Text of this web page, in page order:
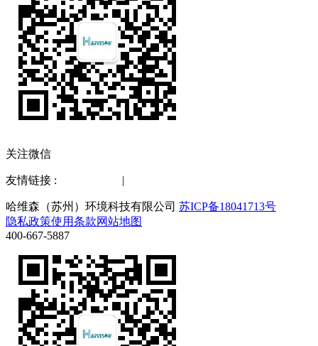
关注微信
友情链接 : |
哈维森（苏州）环境科技有限公司 苏ICP备18041713号
隐私政策使用条款网站地图
400-667-5887